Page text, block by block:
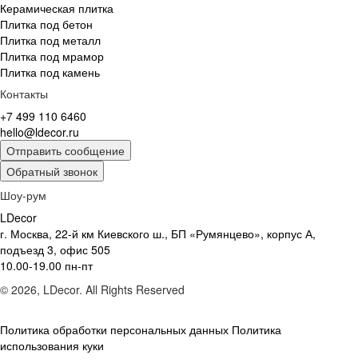
Керамическая плитка
Плитка под бетон
Плитка под металл
Плитка под мрамор
Плитка под камень
Контакты
+7 499 110 6460
hello@ldecor.ru
Отправить сообщение
Обратный звонок
Шоу-рум
LDecor
г. Москва, 22-й км Киевского ш., БП «Румянцево», корпус А,
подъезд 3, офис 505
10.00-19.00 пн-пт
© 2026, LDecor. All Rights Reserved
Политика обработки персональных данных Политика
использования куки